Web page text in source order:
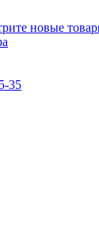
новые
35